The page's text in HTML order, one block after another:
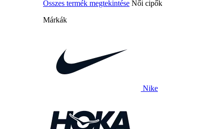
Összes termék megtekintése Női cipők
Márkák
Nike